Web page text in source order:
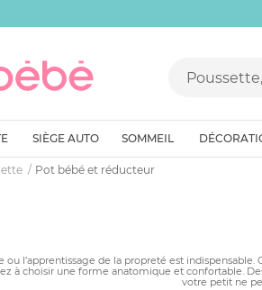
SIÈGE AUTO SOMMEIL
Pot bébé et réducteur
ou l’apprentissage de la propreté est
à choisir une forme anatomique et confortable.
votre petit ne